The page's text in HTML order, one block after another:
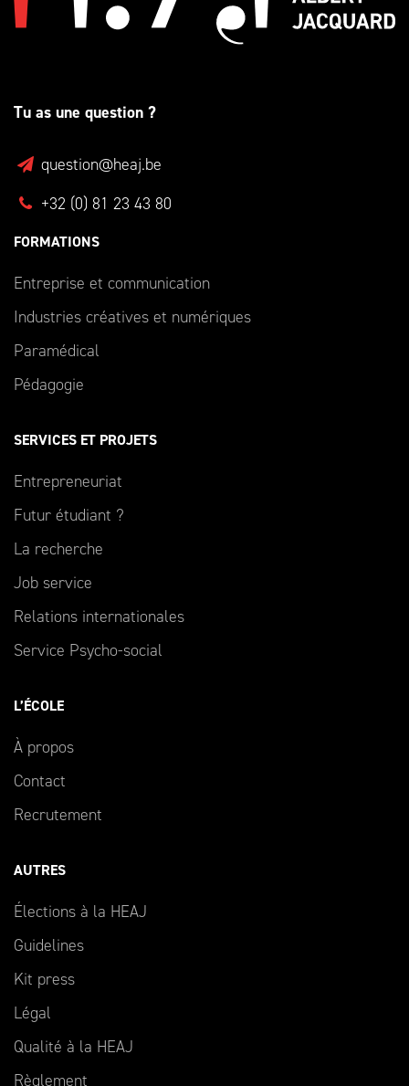
Tu as une question ?
question@heaj.be
+32 (0) 81 23 43 80
FORMATIONS
Entreprise et communication
Industries créatives et numériques
Paramédical
Pédagogie
SERVICES ET PROJETS
Entrepreneuriat
Futur étudiant ?
La recherche
Job service
Relations internationales
Service Psycho-social
L’ÉCOLE
À propos
Contact
Recrutement
AUTRES
Élections à la HEAJ
Guidelines
Kit press
Légal
Qualité à la HEAJ
Règlement